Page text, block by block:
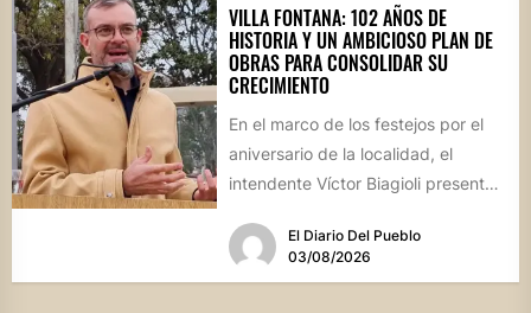
VILLA FONTANA: 102 AÑOS DE
HISTORIA Y UN AMBICIOSO PLAN DE
OBRAS PARA CONSOLIDAR SU
CRECIMIENTO
En el marco de los festejos por el
aniversario de la localidad, el
intendente Víctor Biagioli presentó
El Diario Del Pueblo
03/08/2026